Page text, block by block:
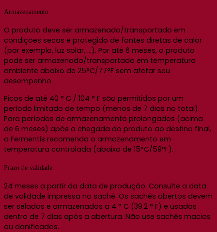
Armazenamento
O produto deve ser armazenado/transportado em
condições secas e protegido de fontes diretas de calor
(por exemplo, luz solar, …). Por até 6 meses, o produto
pode ser armazenado/transportado em temperatura
ambiente abaixo de 25°C/77°F sem afetar seu
desempenho.
Picos de até 40 ° C / 104 ° F são permitidos por um
período limitado de tempo (menos de 7 dias no total).
Para períodos de armazenamento prolongados (acima
de 6 meses) após a chegada do produto ao destino final,
a Fermentis recomenda o armazenamento em
temperatura controlada (abaixo de 15°C/59°F).
Prazo de validade
24 meses a partir da data de produção. Consulte a data
de validade impressa no sachê. Os sachês abertos devem
ser selados e armazenados a 4 ° C (39.2 ° F) e usados
dentro de 7 dias após a abertura. Não use sachês macios
ou danificados.